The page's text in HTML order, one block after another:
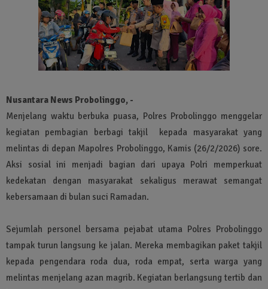
Nusantara News Probolinggo, -
Menjelang waktu berbuka puasa, Polres Probolinggo menggelar
kegiatan pembagian berbagi takjil kepada masyarakat yang
melintas di depan Mapolres Probolinggo, Kamis (26/2/2026) sore.
Aksi sosial ini menjadi bagian dari upaya Polri memperkuat
kedekatan dengan masyarakat sekaligus merawat semangat
kebersamaan di bulan suci Ramadan.
Sejumlah personel bersama pejabat utama Polres Probolinggo
tampak turun langsung ke jalan. Mereka membagikan paket takjil
kepada pengendara roda dua, roda empat, serta warga yang
melintas menjelang azan magrib. Kegiatan berlangsung tertib dan